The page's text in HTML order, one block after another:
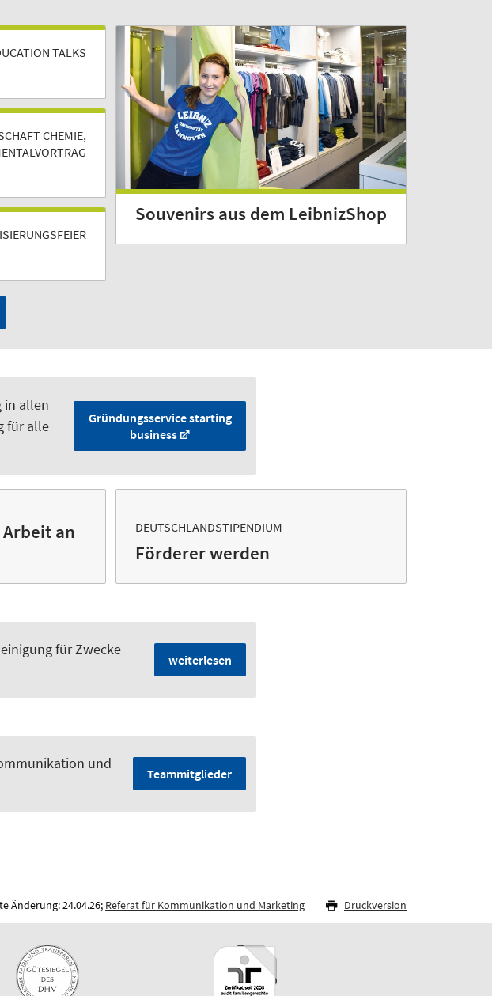
TALKS
CHEMIE,
Souvenirs aus dem LeibnizShop
in allen
für alle
Gründungsservice starting
business
an
DEUTSCHLANDSTIPENDIUM
Förderer werden
für Zwecke
weiterlesen
und
Teammitglieder
Änderung: 24.04.26; Referat für Kommunikation und Marketing Druckversion